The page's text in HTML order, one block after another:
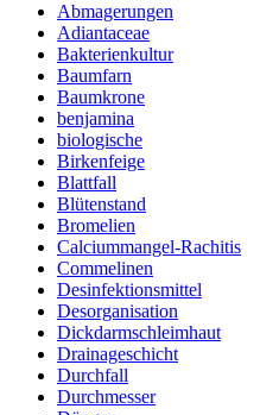
Abmagerungen
Adiantaceae
Bakterienkultur
Baumfarn
Baumkrone
benjamina
biologische
Birkenfeige
Blattfall
Blütenstand
Bromelien
Calciummangel-Rachitis
Commelinen
Desinfektionsmittel
Desorganisation
Dickdarmschleimhaut
Drainageschicht
Durchfall
Durchmesser